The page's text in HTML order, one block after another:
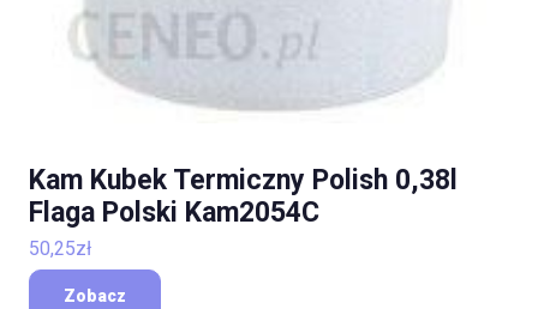
Kam Kubek Termiczny Polish 0,38l
Flaga Polski Kam2054C
50,25zł
Zobacz